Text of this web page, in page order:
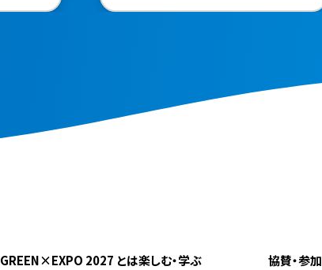
GREEN×EXPO 2027 とは楽しむ・学ぶ 協賛・参加